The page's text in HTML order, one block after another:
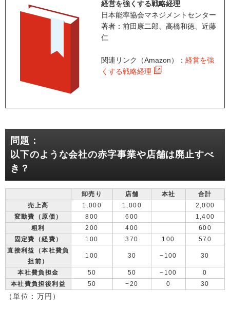
経営を強くする戦略経理
日本能率協会マネジメントセンター
著者：前田康二郎、高橋和徳、近藤
仁
関連リンク（Amazon）： 経営を強
くする戦略経理
問題：
以下のような会社の赤字事業や店舗は廃止すべ
き？
卸売り 店舗 本社
合計
売上高
1,000 1,000
2,000
変動費（原価）
800 600
1,400
粗利
200 400
600
固定費（経費）
100 370 100
570
直接利益（本社費負
担前）
100 30 −100 30
本社費負担金 50 50 −100
0
本社費負担後利益
50 −20 0 30
（単位：万円）